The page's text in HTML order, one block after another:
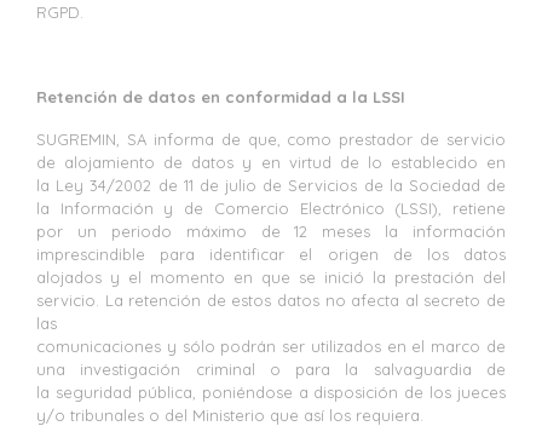
RGPD.
Retención de datos en conformidad a la LSSI
SUGREMIN, SA informa de que, como prestador de servicio
de alojamiento de datos y en virtud de lo establecido en
la Ley 34/2002 de 11 de julio de Servicios de la Sociedad de
la Información y de Comercio Electrónico (LSSI), retiene
por un periodo máximo de 12 meses la información
imprescindible para identificar el origen de los datos
alojados y el momento en que se inició la prestación del
servicio. La retención de estos datos no afecta al secreto de
las
comunicaciones y sólo podrán ser utilizados en el marco de
una investigación criminal o para la salvaguardia de
la seguridad pública, poniéndose a disposición de los jueces
y/o tribunales o del Ministerio que así los requiera.